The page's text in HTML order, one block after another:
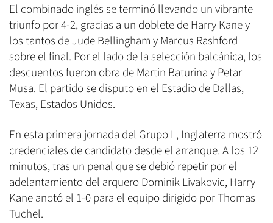
El combinado inglés se terminó llevando un vibrante
triunfo por 4-2, gracias a un doblete de Harry Kane y
los tantos de Jude Bellingham y Marcus Rashford
sobre el final. Por el lado de la selección balcánica, los
descuentos fueron obra de Martin Baturina y Petar
Musa. El partido se disputo en el Estadio de Dallas,
Texas, Estados Unidos.
En esta primera jornada del Grupo L, Inglaterra mostró
credenciales de candidato desde el arranque. A los 12
minutos, tras un penal que se debió repetir por el
adelantamiento del arquero Dominik Livakovic, Harry
Kane anotó el 1-0 para el equipo dirigido por Thomas
Tuchel.